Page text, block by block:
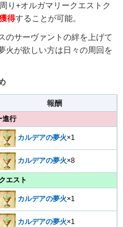
り+オルガマリークエストク
得することが可能。
のサーヴァントの絆を上げて
火が欲しい方は日々の周回を
報酬
進行
カルデアの夢火×1
カルデアの夢火×8
エスト
カルデアの夢火×1
カルデアの夢火×1